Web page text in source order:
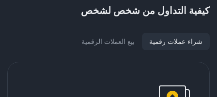
كيفية التداول من شخص لشخص
شراء عملات رقمية بيع العملات الرقمية